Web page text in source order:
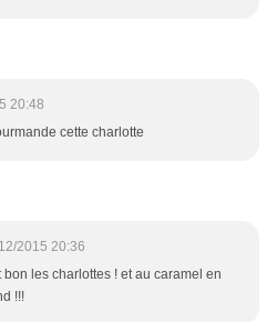
20:48
cette charlotte
2015 20:36
les charlottes ! et au caramel en
!!!